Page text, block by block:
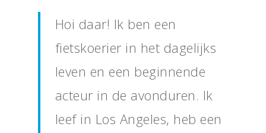
Hoi daar! Ik ben een
fietskoerier in het dagelijks
leven en een beginnende
acteur in de avonduren. Ik
leef in Los Angeles, heb een